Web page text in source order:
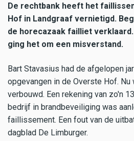
De rechtbank heeft het
Hof in Landgraaf vernietigd.
de horecazaak failliet
ging het om een misverstand.
Bart Stavasius had de afgelopen
opgevangen in de Overste Hof.
verbouwd. Een rekening van zo'n
bedrijf in brandbeveiliging was
faillissement. Een fout van de
dagblad De Limburger.